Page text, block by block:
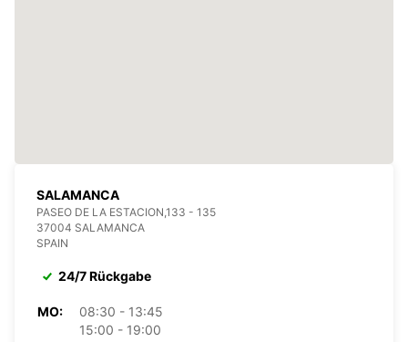
SALAMANCA
PASEO DE LA ESTACION,133 - 135
37004 SALAMANCA
SPAIN
24/7 Rückgabe
MO:
08:30 - 13:45
15:00 - 19:00